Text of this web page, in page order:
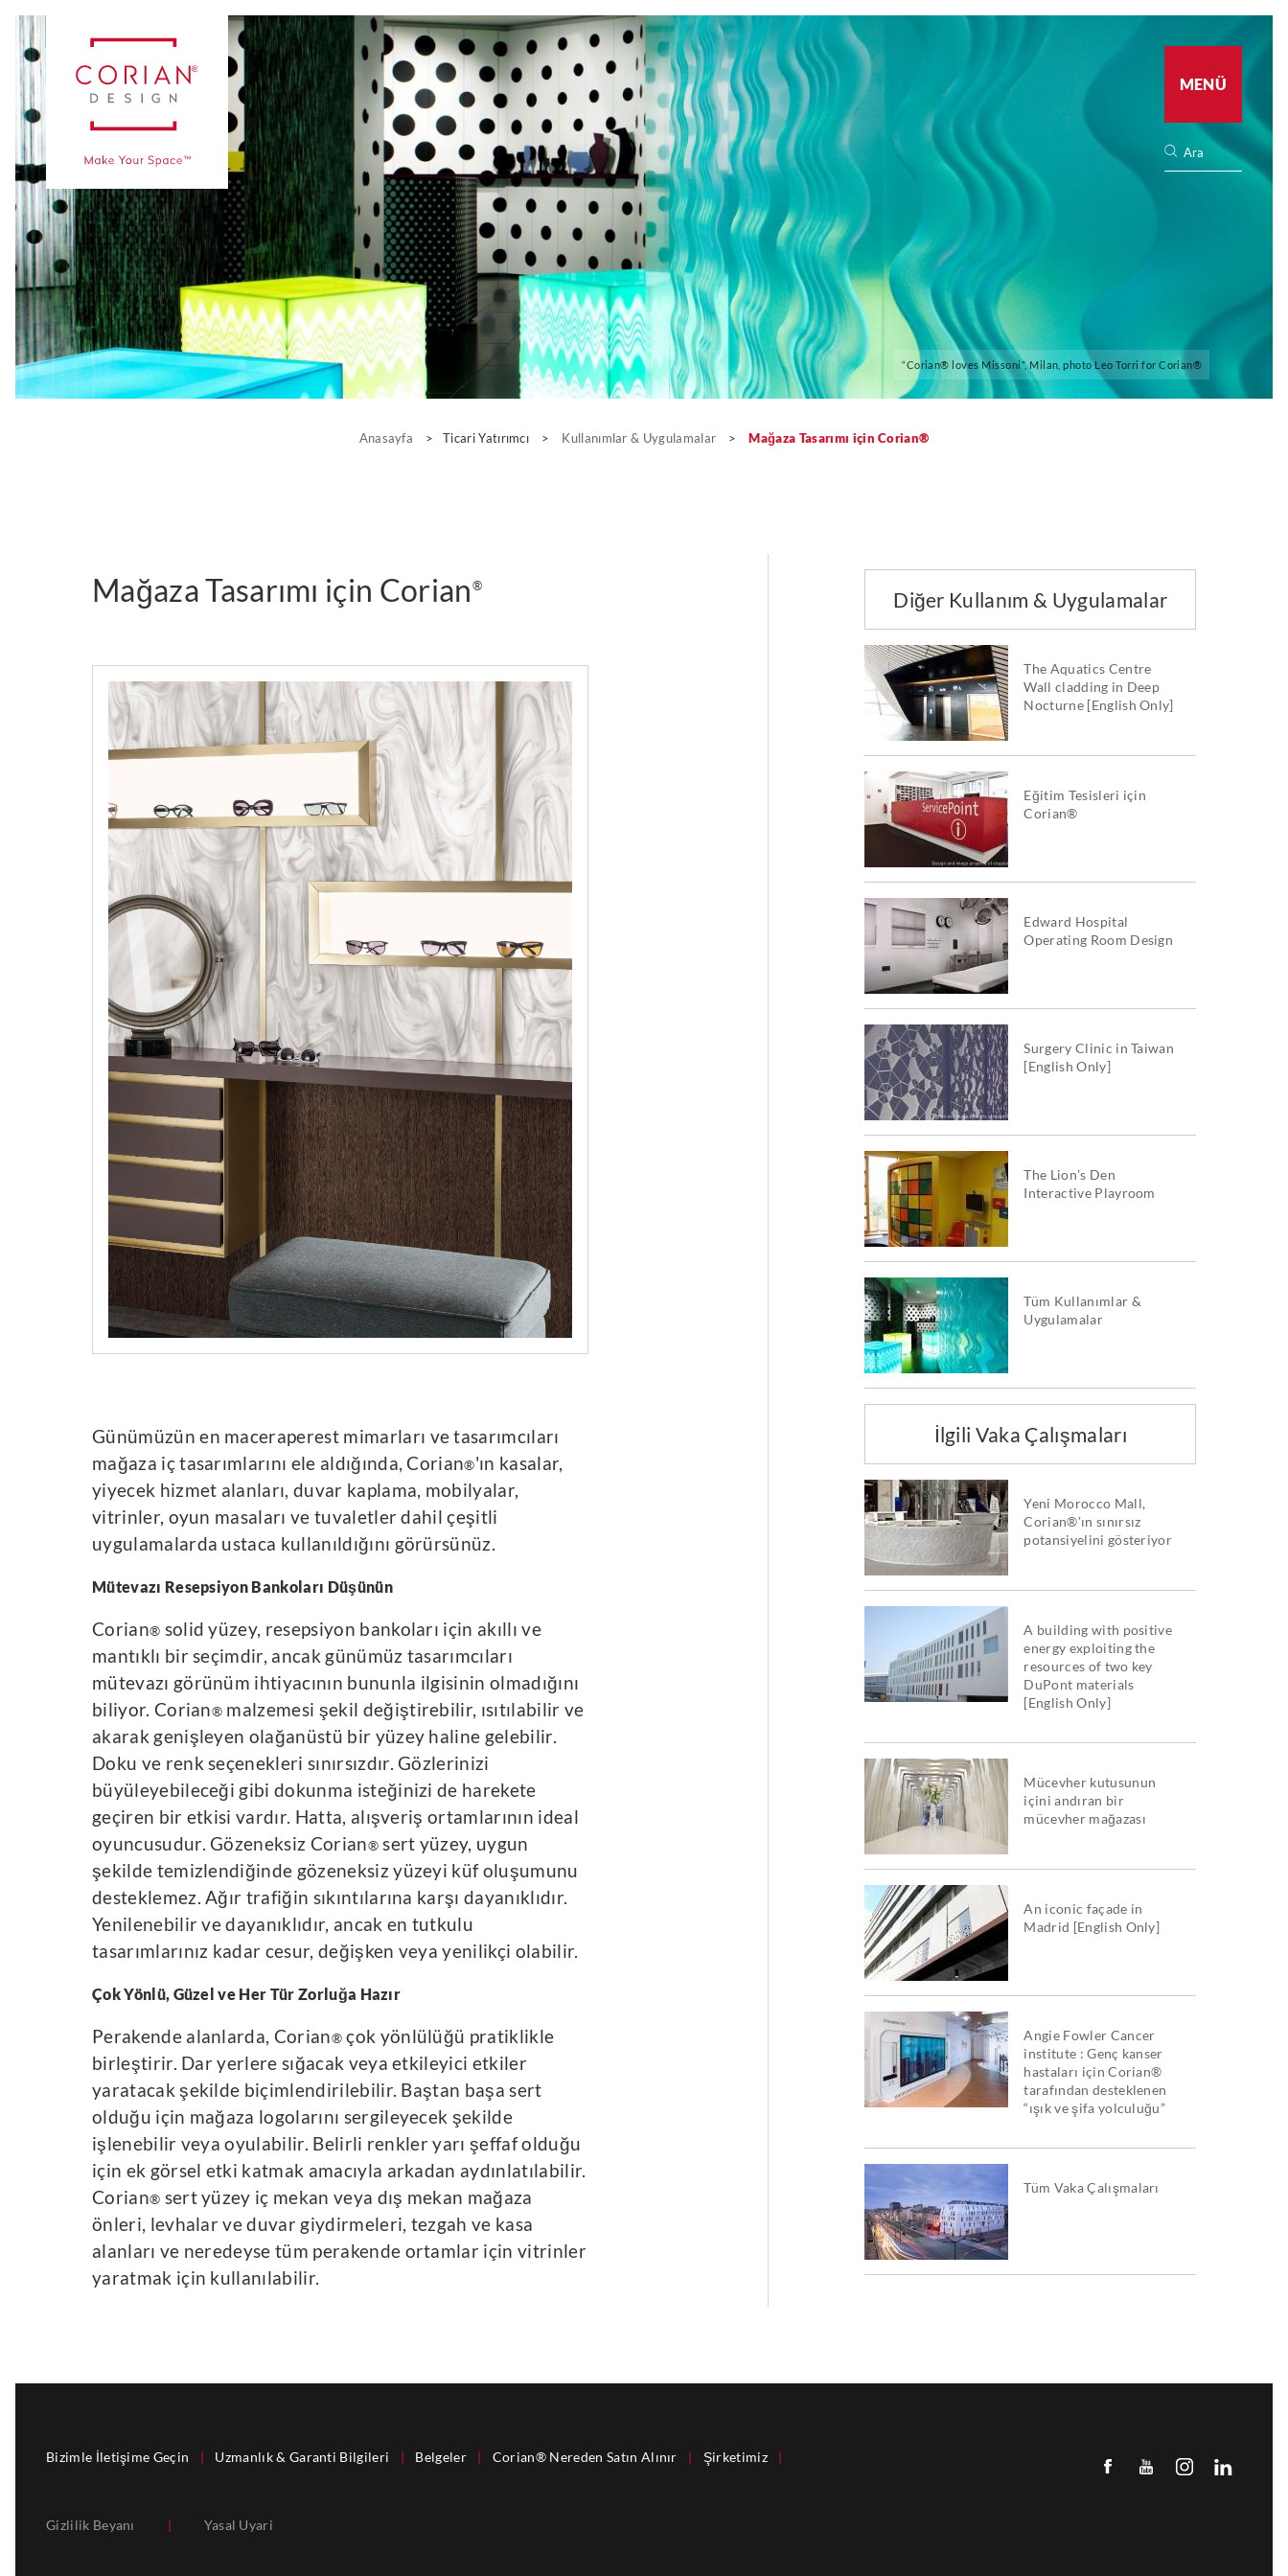
MENÜ
“Corian® loves Missoni”, Milan, photo Leo Torri for Corian®
Anasayfa > Ticari Yatırımcı > Kullanımlar & Uygulamalar > Mağaza Tasarımı için Corian®
Mağaza Tasarımı için Corian®
Günümüzün en maceraperest mimarları ve tasarımcıları
mağaza iç tasarımlarını ele aldığında, Corian®'ın kasalar,
yiyecek hizmet alanları, duvar kaplama, mobilyalar,
vitrinler, oyun masaları ve tuvaletler dahil çeşitli
uygulamalarda ustaca kullanıldığını görürsünüz.
Mütevazı Resepsiyon Bankoları Düşünün
Corian® solid yüzey, resepsiyon bankoları için akıllı ve
mantıklı bir seçimdir, ancak günümüz tasarımcıları
mütevazı görünüm ihtiyacının bununla ilgisinin olmadığını
biliyor. Corian® malzemesi şekil değiştirebilir, ısıtılabilir ve
akarak genişleyen olağanüstü bir yüzey haline gelebilir.
Doku ve renk seçenekleri sınırsızdır. Gözlerinizi
büyüleyebileceği gibi dokunma isteğinizi de harekete
geçiren bir etkisi vardır. Hatta, alışveriş ortamlarının ideal
oyuncusudur. Gözeneksiz Corian®sert yüzey, uygun
şekilde temizlendiğinde gözeneksiz yüzeyi küf oluşumunu
desteklemez. Ağır trafiğin sıkıntılarına karşı dayanıklıdır.
Yenilenebilir ve dayanıklıdır, ancak en tutkulu
tasarımlarınız kadar cesur, değişken veya yenilikçi olabilir.
Çok Yönlü, Güzel ve Her Tür Zorluğa Hazır
Perakende alanlarda, Corian®çok yönlülüğü pratiklikle
birleştirir. Dar yerlere sığacak veya etkileyici etkiler
yaratacak şekilde biçimlendirilebilir. Baştan başa sert
olduğu için mağaza logolarını sergileyecek şekilde
işlenebilir veya oyulabilir. Belirli renkler yarı şeffaf olduğu
için ek görsel etki katmak amacıyla arkadan aydınlatılabilir.
Corian® sert yüzey iç mekan veya dış mekan mağaza
önleri, levhalar ve duvar giydirmeleri, tezgah ve kasa
alanları ve neredeyse tüm perakende ortamlar için vitrinler
yaratmak için kullanılabilir.
Diğer Kullanım & Uygulamalar
The Aquatics Centre
Wall cladding in Deep
Nocturne [English Only]
Eğitim Tesisleri için
Corian®
Edward Hospital
Operating Room Design
Surgery Clinic in Taiwan
[English Only]
The Lion’s Den
Interactive Playroom
Tüm Kullanımlar &
Uygulamalar
İlgili Vaka Çalışmaları
Yeni Morocco Mall,
Corian®’ın sınırsız
potansiyelini gösteriyor
A building with positive
energy exploiting the
resources of two key
DuPont materials
[English Only]
Mücevher kutusunun
içini andıran bir
mücevher mağazası
An iconic façade in
Madrid [English Only]
Angie Fowler Cancer
institute : Genç kanser
hastaları için Corian®
tarafından desteklenen
“ışık ve şifa yolculuğu”
Tüm Vaka Çalışmaları
Bizimle İletişime Geçin Uzmanlık & Garanti Bilgileri Belgeler Corian® Nereden Satın Alınır Şirketimiz
Gizlilik Beyanı Yasal Uyari